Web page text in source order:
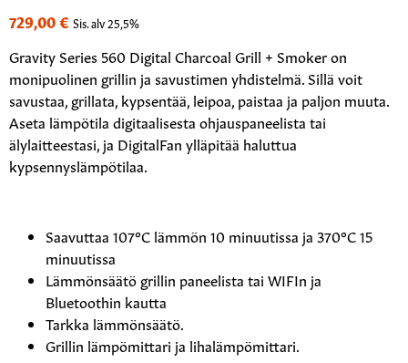
729,00€ Sis. alv 25,5%
Gravity Series 560 Digital Charcoal Grill + Smoker on
monipuolinen grillin ja savustimen yhdistelmä. Sillä voit
savustaa, grillata, kypsentää, leipoa, paistaa ja paljon muuta.
Aseta lämpötila digitaalisesta ohjauspaneelista tai
älylaitteestasi, ja DigitalFan ylläpitää haluttua
kypsennyslämpötilaa.
Saavuttaa 107°C lämmön 10 minuutissa ja 370°C 15
minuutissa
Lämmönsäätö grillin paneelista tai WIFIn ja
Bluetoothin kautta
Tarkka lämmönsäätö.
Grillin lämpömittari ja lihalämpömittari.